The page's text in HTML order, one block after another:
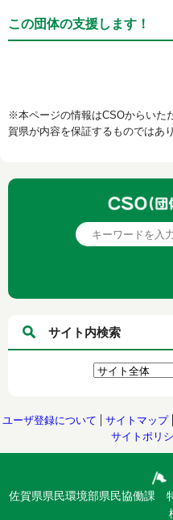
この団体の支援します！
※本ページの情報はCSOからいた
賀県が内容を保証するものではあ
サイト内検索
ユーザ登録について サイトマップ
サイトポリ
佐賀県県民環境部県民協働課